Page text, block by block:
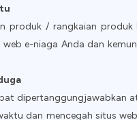
produk / rangkaian produk
e-niaga Anda dan
dipertanggungjawabkan
dan mencegah situs